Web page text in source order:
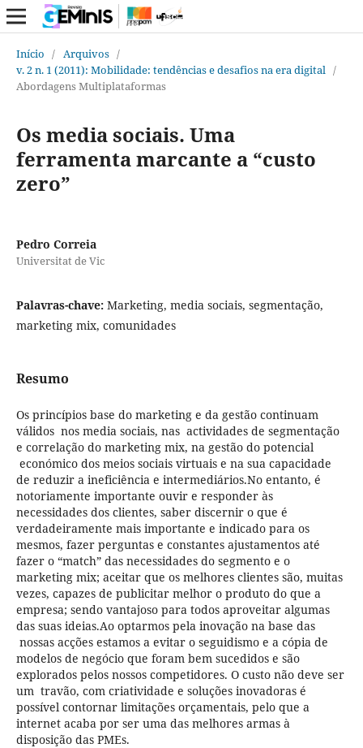
Início / Arquivos /
v. 2 n. 1 (2011): Mobilidade: tendências e desafios na era digital /
Abordagens Multiplataformas
Os media sociais. Uma
ferramenta marcante a “custo
zero”
Pedro Correia
Universitat de Vic
Palavras-chave: Marketing, media sociais, segmentação,
marketing mix, comunidades
Resumo
Os princípios base do marketing e da gestão continuam
válidos nos media sociais, nas actividades de segmentação
e correlação do marketing mix, na gestão do potencial
económico dos meios sociais virtuais e na sua capacidade
de reduzir a ineficiência e intermediários.No entanto, é
notoriamente importante ouvir e responder às
necessidades dos clientes, saber discernir o que é
verdadeiramente mais importante e indicado para os
mesmos, fazer perguntas e constantes ajustamentos até
fazer o “match” das necessidades do segmento e o
marketing mix; aceitar que os melhores clientes são, muitas
vezes, capazes de publicitar melhor o produto do que a
empresa; sendo vantajoso para todos aproveitar algumas
das suas ideias.Ao optarmos pela inovação na base das
nossas acções estamos a evitar o seguidismo e a cópia de
modelos de negócio que foram bem sucedidos e são
explorados pelos nossos competidores. O custo não deve ser
um travão, com criatividade e soluções inovadoras é
possível contornar limitações orçamentais, pelo que a
internet acaba por ser uma das melhores armas à
disposição das PMEs.